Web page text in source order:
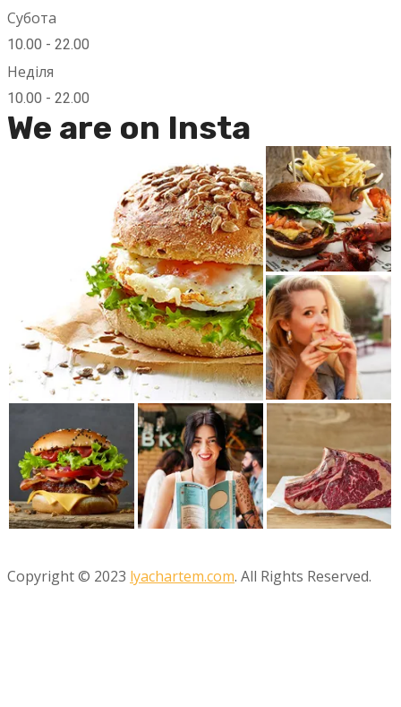
Субота
10.00 - 22.00
Неділя
10.00 - 22.00
We are on Insta
Copyright © 2023 lyachartem.com. All Rights Reserved.